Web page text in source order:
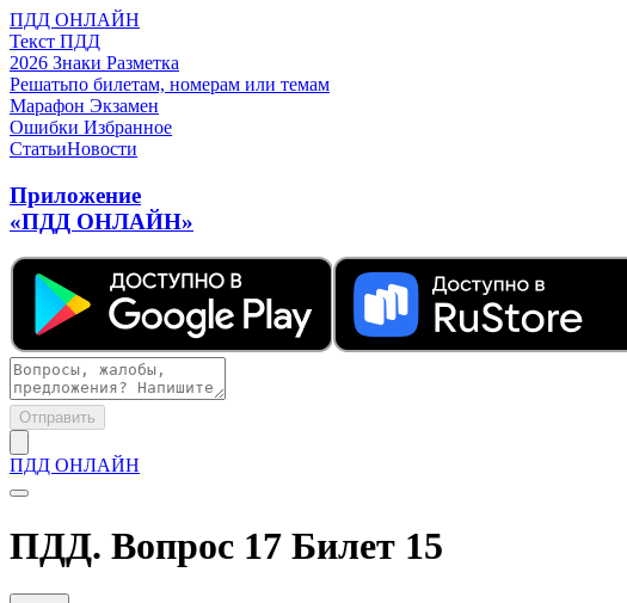
ПДД ОНЛАЙН
Текст ПДД
2026 Знаки Разметка
Решатьпо билетам, номерам или темам
Марафон Экзамен
Ошибки Избранное
СтатьиНовости
Приложение
«ПДД ОНЛАЙН»
Отправить
ПДД ОНЛАЙН
ПДД. Вопрос 17 Билет 15